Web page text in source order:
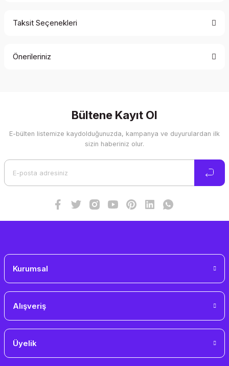
Taksit Seçenekleri
Önerileriniz
Görüş ve önerileriniz için teşekkür ederiz.
Ürün resmi kalitesiz, bozuk veya görüntülenemiyor.
Bültene Kayıt Ol
E-bülten listemize kaydolduğunuzda, kampanya ve duyurulardan ilk
sizin haberiniz olur.
Kurumsal
Alışveriş
Üyelik